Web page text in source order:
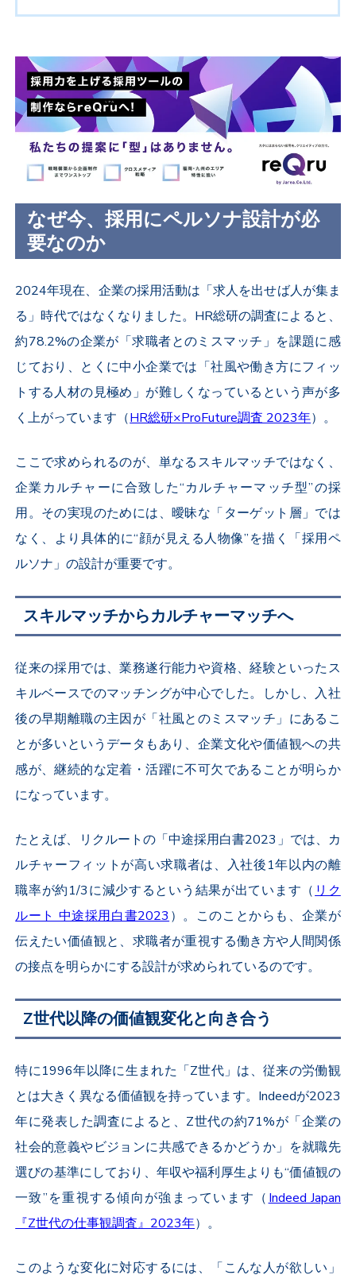
なぜ今、採用にペルソナ設計が必
要なのか
2024年現在、企業の採用活動は「求人を出せば人が集ま
る」時代ではなくなりました。HR総研の調査によると、
約78.2%の企業が「求職者とのミスマッチ」を課題に感
じており、とくに中小企業では「社風や働き方にフィッ
トする人材の見極め」が難しくなっているという声が多
く上がっています（HR総研×ProFuture調査 2023年）。
ここで求められるのが、単なるスキルマッチではなく、
企業カルチャーに合致した“カルチャーマッチ型”の採
用。その実現のためには、曖昧な「ターゲット層」では
なく、より具体的に“顔が見える人物像”を描く「採用ペ
ルソナ」の設計が重要です。
スキルマッチからカルチャーマッチへ
従来の採用では、業務遂行能力や資格、経験といったス
キルベースでのマッチングが中心でした。しかし、入社
後の早期離職の主因が「社風とのミスマッチ」にあるこ
とが多いというデータもあり、企業文化や価値観への共
感が、継続的な定着・活躍に不可欠であることが明らか
になっています。
たとえば、リクルートの「中途採用白書2023」では、カ
ルチャーフィットが高い求職者は、入社後1年以内の離
職率が約1/3に減少するという結果が出ています（ リク
ルート 中途採用白書2023 ）。このことからも、企業が
伝えたい価値観と、求職者が重視する働き方や人間関係
の接点を明らかにする設計が求められているのです。
Z世代以降の価値観変化と向き合う
特に1996年以降に生まれた「Z世代」は、従来の労働観
とは大きく異なる価値観を持っています。Indeedが2023
年に発表した調査によると、Z世代の約71%が「企業の
社会的意義やビジョンに共感できるかどうか」を就職先
選びの基準にしており、年収や福利厚生よりも“価値観の
一致”を重視する傾向が強まっています（ Indeed Japan
『Z世代の仕事観調査』2023年）。
このような変化に対応するには、「こんな人が欲しい」